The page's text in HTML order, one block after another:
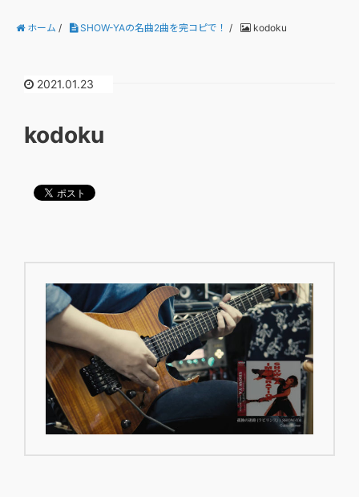
ホーム / SHOW-YAの名曲2曲を完コピで！ / kodoku
2021.01.23
kodoku